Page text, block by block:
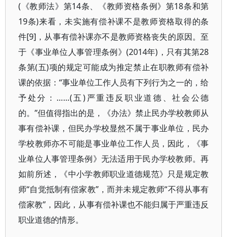
(《教师法》第14条、《教师资格条例》第18条和第
19条)来看，未实施有偿补课不是教师资格取得的条
件[9]，从事有偿补课亦不是教师资格丧失的原因。至
于《事业单位人事管理条例》(2014年)，只有其第28
条第(五)项的规定可能成为推定禁止在职教师有偿补
课的依据：“事业单位工作人员有下列行为之一的，给
予处分：……(五)严重违反职业道德、社会公德
的。”但值得指出的是，《办法》禁止民办学校教师从
事有偿补课，但民办学校显然不属于事业单位，民办
学校教师亦不可能是事业单位工作人员，因此，《事
业单位人事管理条例》无法适用于民办学校教师。再
如前所述，《中小学教师职业道德规范》只是规定教
师“自觉抵制有偿家教”，而并未规定教师“不得从事有
偿家教”，因此，从事有偿补课也不能归属于严重违反
职业道德的情形。